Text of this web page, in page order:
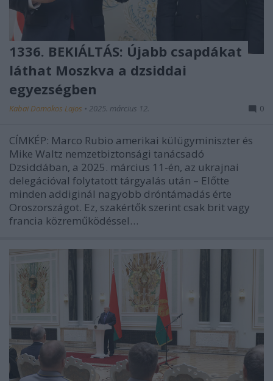
1336. BEKIÁLTÁS: Újabb csapdákat
láthat Moszkva a dzsiddai
egyezségben
Kabai Domokos Lajos • 2025. március 12. 0
CÍMKÉP: Marco Rubio amerikai külügyminiszter és
Mike Waltz nemzetbiztonsági tanácsadó
Dzsiddában, a 2025. március 11-én, az ukrajnai
delegációval folytatott tárgyalás után – Előtte
minden addiginál nagyobb dróntámadás érte
Oroszországot. Ez, szakértők szerint csak brit vagy
francia közreműködéssel…